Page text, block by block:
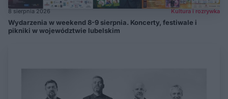
8 sierpnia 2026 Kultura i rozrywka
Wydarzenia w weekend 8-9 sierpnia. Koncerty, festiwale i
pikniki w województwie lubelskim